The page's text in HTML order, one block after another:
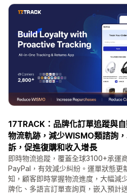
17TRACK：品牌化訂單追蹤與
物流軌跡，減少WISMO類諮詢
訴，促進復購和收入增長
即時物流追蹤，覆蓋全球3100+承運
PayPal，有效減少糾紛。運單狀態更
知，顧客即時掌握物流進度，大幅減
牌化、多語言訂單查詢頁，嵌入預計